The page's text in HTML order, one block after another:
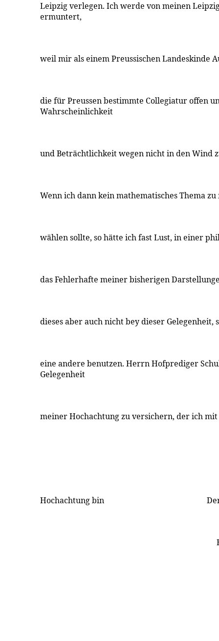
Leipzig verlegen. Ich werde von meinen
ermuntert,
weil mir als einem Preussischen Landeskinde
die für Preussen bestimmte Collegiatur offen
Wahrscheinlichkeit
und Beträchtlichkeit wegen nicht in den Wind
Wenn ich dann kein mathematisches Thema
wählen sollte, so hätte ich fast Lust, in einer
das Fehlerhafte meiner bisherigen
dieses aber auch nicht bey dieser Gelegenheit,
eine andere benutzen. Herrn Hofprediger
Gelegenheit
meiner Hochachtung zu versichern, der ich
Hochachtung bin